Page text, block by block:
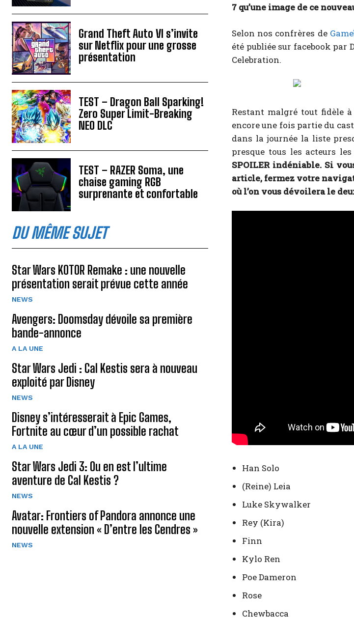
Grand Theft Auto VI s’invite
sur Netflix pour une grosse
présentation
TEST – Dragon Ball Sparking!
Zero Super Limit-Breaking
NEO DLC
TEST – RAZER Soma, une
chaise gaming RGB
surprenante et confortable
DU MÊME SUJET
Star Wars KOTOR Remake : une nouvelle
présentation serait prévue cette année
NEWS
Avengers: Doomsday dévoile sa première
bande-annonce
A LA UNE
Star Wars Jedi : Cal Kestis sera à nouveau
exploité par Disney
NEWS
Disney s’intéresserait à Epic Games,
Fortnite au cœur d’un possible rachat
A LA UNE
Star Wars Jedi 3: Ou en est l’ultime
aventure de Cal Kestis ?
NEWS
Avatar: Frontiers of Pandora annonce une
nouvelle extension « D’entre les Cendres »
NEWS
7 qu’une image de ce
Selon nos confrères de
été publiée sur facebook
Celebration.
Restant malgré tout fidèle
encore une fois partie du
dans la journée la liste
presque tous les acteurs
SPOILER indéniable. Si
article, fermez votre
où l’on vous dévoilera le
Han Solo
(Reine) Leia
Luke Skywalker
Rey (Kira)
Finn
Kylo Ren
Poe Dameron
Rose
Chewbacca